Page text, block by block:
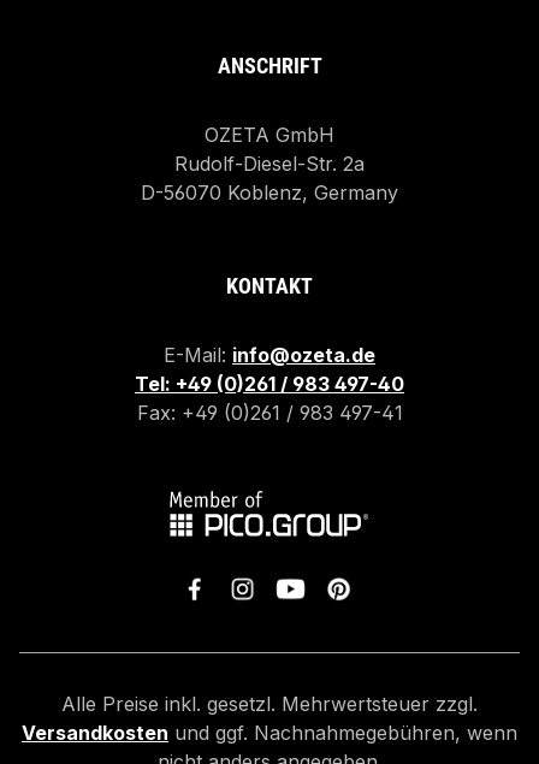
ANSCHRIFT
OZETA GmbH
Rudolf-Diesel-Str. 2a
D-56070 Koblenz, Germany
KONTAKT
E-Mail: info@ozeta.de
Tel: +49 (0)261 / 983 497-40
Fax: +49 (0)261 / 983 497-41
Alle Preise inkl. gesetzl. Mehrwertsteuer zzgl.
Versandkosten und ggf. Nachnahmegebühren, wenn